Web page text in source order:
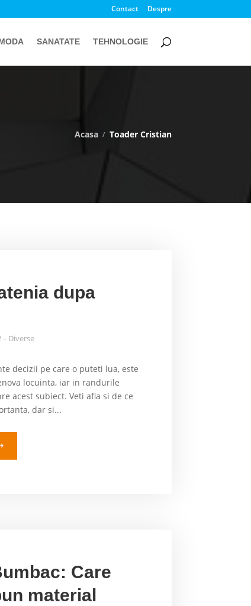
Contact Despre
SANATATE TEHNOLOGIE
Acasa Toader Cristian
dupa
Diverse
decizii pe care o puteti lua, este
locuinta, iar in randurile
acest subiect. Veti afla si de ce
dar si...
Care
material